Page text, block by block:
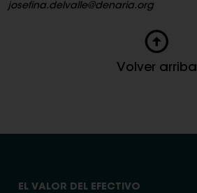
josefina.delvalle@denaria.org
Volver arriba
EL VALOR DEL EFECTIVO